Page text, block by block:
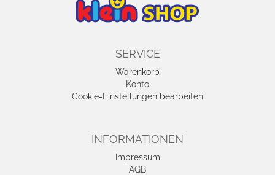
SERVICE
Warenkorb
Konto
Cookie-Einstellungen bearbeiten
INFORMATIONEN
Impressum
AGB